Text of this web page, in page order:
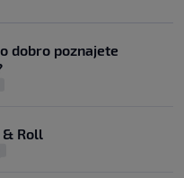
dobro poznajete
& Roll